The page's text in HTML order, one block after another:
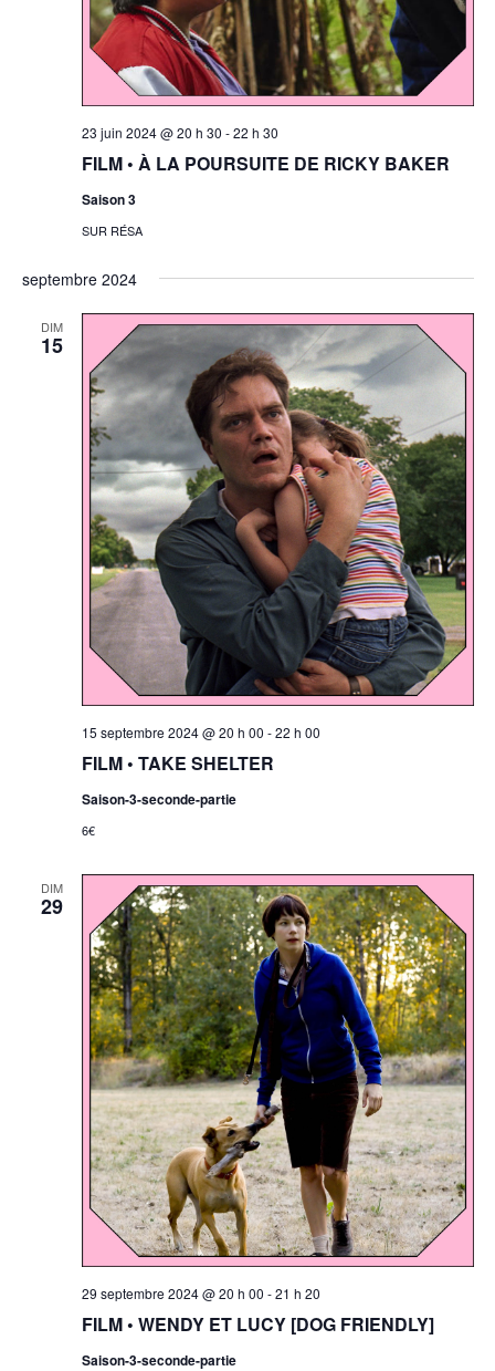
FILM • À LA POURSUITE DE RICKY BAKER
23 juin 2024 @ 20 h 30 -22 h 30
Saison 3
SUR RÉSA
septembre 2024
DIM
15
FILM • TAKE SHELTER
15 septembre 2024 @ 20 h 00 -22 h 00
Saison-3-seconde-partie
6€
DIM
29
FILM • WENDY ET LUCY [DOG FRIENDLY]
29 septembre 2024 @ 20 h 00 -21 h 20
Saison-3-seconde-partie